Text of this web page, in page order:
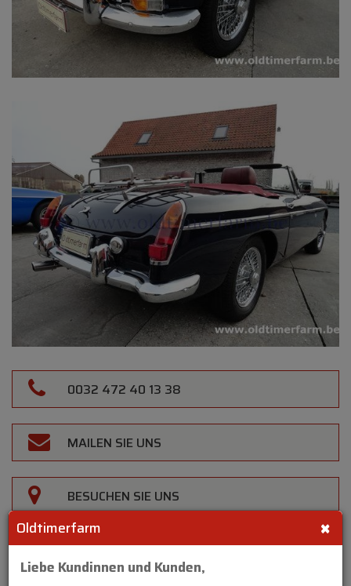
0032 472 40 13 38
MAILEN SIE UNS
BESUCHEN SIE UNS
FINDEN SIE UNS AUF EVENTS
×
Oldtimerfarm
Liebe Kundinnen und Kunden,